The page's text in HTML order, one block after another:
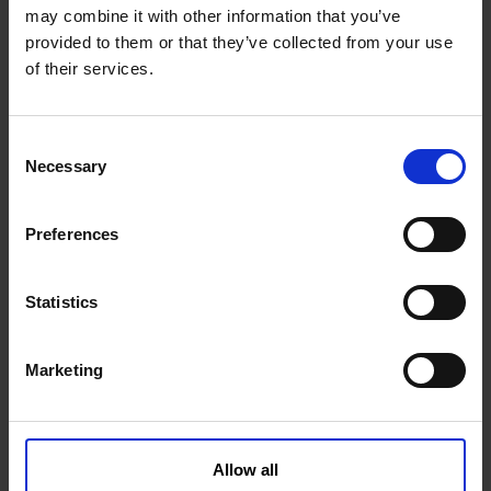
may combine it with other information that you’ve
provided to them or that they’ve collected from your use
of their services.
Necessary
Preferences
Statistics
Marketing
Allow all
użytkowania tarczy przez długi okres czasu, a
także wpływają korzystnie na wydłużenie czasu
pracy szlifierki. Tarcza zapewnia czyste,
W naszej ofercie znajdą Państwo zestaw ostrzy
do tarczy, również tytanowych oraz zestaw śrub
Zwykle kupowane
razem